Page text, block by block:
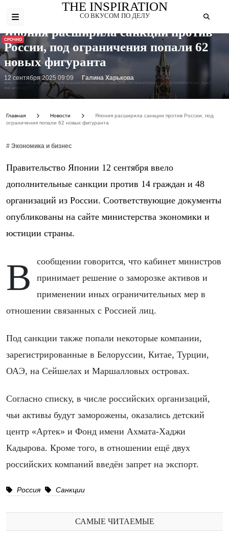
THE INSPIRATION
СО ВКУСОМ ПО ДЕЛУ
СРОЧНО
Фото: https://cdn.iz.ru/sites/default/files/styles/900x506/public/news-2025-09/NataliaShershakovaDSC03490%20copy_0.jpg?
itok=ani8m6j3
Япония расширила санкции против
России, под ограничения попали 62
новых фигуранта
12 сентября 2025 09:09 Галина Харькова
Главная Новости
Япония расширила санкции против России, под
ограничения попали 62 новых фигуранта
# Экономика и бизнес
Правительство Японии 12 сентября ввело
дополнительные санкции против 14 граждан и 48
организаций из России. Соответствующие документы
опубликованы на сайте министерства экономики и
юстиции страны.
В сообщении говорится, что кабинет министров
принимает решение о заморозке активов и
применении иных ограничительных мер в
отношении связанных с Россией лиц.
Под санкции также попали некоторые компании,
зарегистрированные в Белоруссии, Китае, Турции,
ОАЭ, на Сейшелах и Маршалловых островах.
Согласно списку, в числе российских организаций,
чьи активы будут заморожены, оказались детский
центр «Артек» и Фонд имени Ахмата-Хаджи
Кадырова. Кроме того, в отношении ещё двух
российских компаний введён запрет на экспорт.
Россия Санкции
САМЫЕ ЧИТАЕМЫЕ